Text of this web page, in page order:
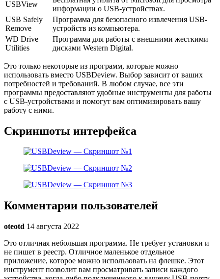
USBView
информации о USB-устройствах.
USB Safely
Remove
Программа для безопасного извлечения USB-
устройств из компьютера.
WD Drive
Utilities
Программа для работы с внешними жесткими
дисками Western Digital.
Это только некоторые из программ, которые можно
использовать вместо USBDeview. Выбор зависит от ваших
потребностей и требований. В любом случае, все эти
программы предоставляют удобные инструменты для работы
с USB-устройствами и помогут вам оптимизировать вашу
работу с ними.
Скриншоты интерфейса
Комментарии пользователей
oteotd 14 августа 2022
Это отличная небольшая программа. Не требует установки и
не пишет в реестр. Отличное маленькое отдельное
приложение, которое можно использовать на флешке. Этот
инструмент позволит вам просматривать записи каждого